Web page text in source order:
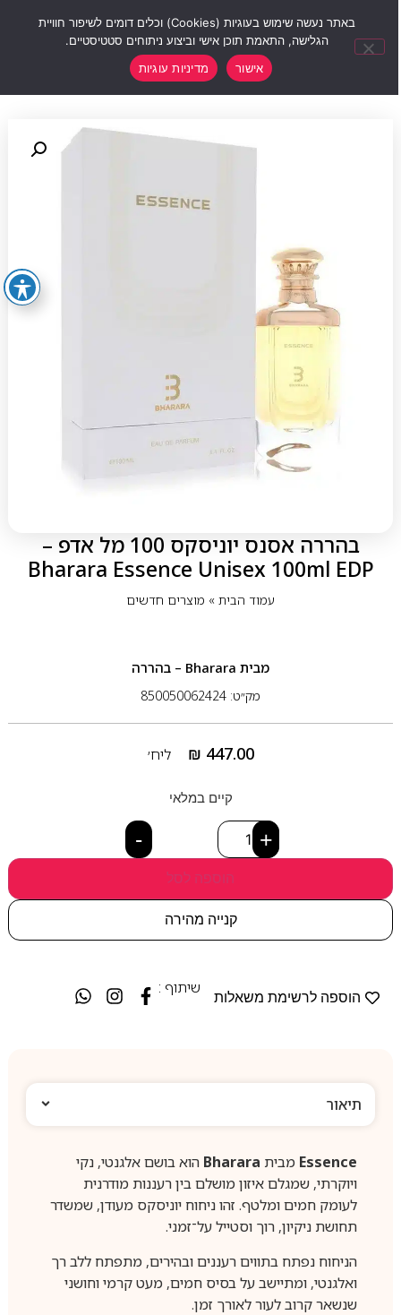
בהררה אסנס יוניסקס 100 מל אדפ –
Bharara Essence Unisex 100ml EDP
עמוד הבית» מוצרים חדשים
מבית Bharara – בהררה
מק״ט: 850050062424
₪ 447.00 ליח׳
קיים במלאי
- +
הוספה לסל
קנייה מהירה
הוספה לרשימת משאלות
שיתוף :
תיאור
Essenceמבית Bhararaהוא בושם אלגנטי, נקי
ויוקרתי, שמגלם איזון מושלם בין רעננות מודרנית
לעומק חמים ומלטף. זהו ניחוח יוניסקס מעודן, שמשדר
תחושת ניקיון, רוך וסטייל על־זמני.
הניחוח נפתח בתווים רעננים ובהירים, מתפתח ללב רך
ואלגנטי, ומתיישב על בסיס חמים, מעט קרמי וחושני
שנשאר קרוב לעור לאורך זמן.
באתר נעשה שימוש בעוגיות (Cookies) וכלים דומים לשיפור חוויית
הגלישה, התאמת תוכן אישי וביצוע ניתוחים סטטיסטיים.
אישור
מדיניות עוגיות